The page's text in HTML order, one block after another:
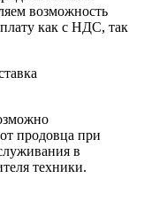
возможность
как с НДС, так
продовца при
в
техники.